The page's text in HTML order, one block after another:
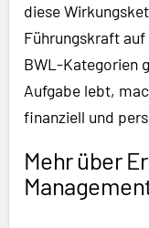
diese
Führungskraft
BWL-Kategorien
Aufgabe lebt,
finanziell und
Mehr über